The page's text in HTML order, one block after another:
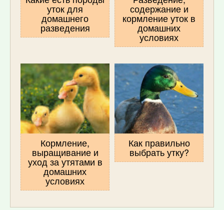
уток для
домашнего
разведения
содержание и
кормление уток в
домашних
условиях
Кормление,
выращивание и
уход за утятами в
домашних
условиях
Как правильно
выбрать утку?